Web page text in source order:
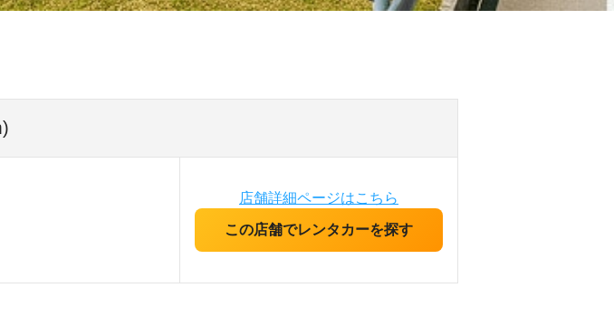
店舗詳細ページはこちら
この店舗でレンタカーを探す